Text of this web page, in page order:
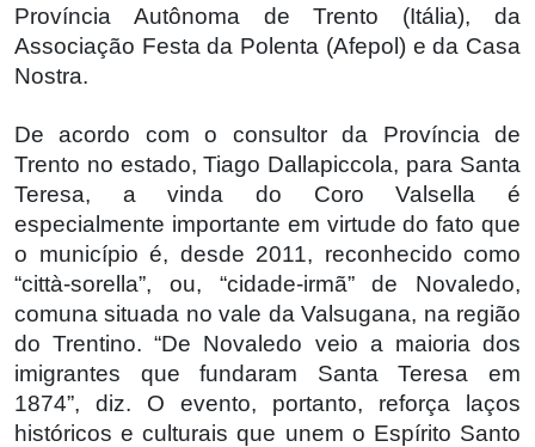
Província Autônoma de Trento (Itália), da
Associação Festa da Polenta (Afepol) e da Casa
Nostra.
De acordo com o consultor da Província de
Trento no estado, Tiago Dallapiccola, para Santa
Teresa, a vinda do Coro Valsella é
especialmente importante em virtude do fato que
o município é, desde 2011, reconhecido como
“città-sorella”, ou, “cidade-irmã” de Novaledo,
comuna situada no vale da Valsugana, na região
do Trentino. “De Novaledo veio a maioria dos
imigrantes que fundaram Santa Teresa em
1874”, diz. O evento, portanto, reforça laços
históricos e culturais que unem o Espírito Santo